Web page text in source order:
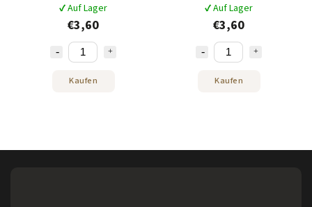
✔ Auf Lager
€3,60
Kaufen
✔ Auf Lager
€3,60
Kaufen